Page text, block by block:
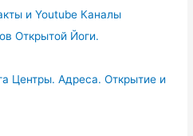
и Youtube Каналы
Открытой Йоги.
Центры. Адреса. Открытие и